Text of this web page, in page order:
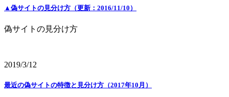
▲偽サイトの見分け方（更新：2016/11/10）
偽サイトの見分け方
2019/3/12
最近の偽サイトの特徴と見分け方（2017年10月）